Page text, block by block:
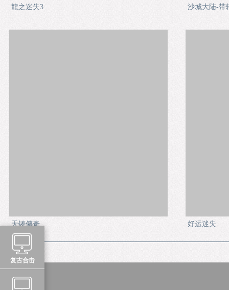
龍之迷失3 沙城大陆-带
天铸傳奇 好运迷失
复古合击